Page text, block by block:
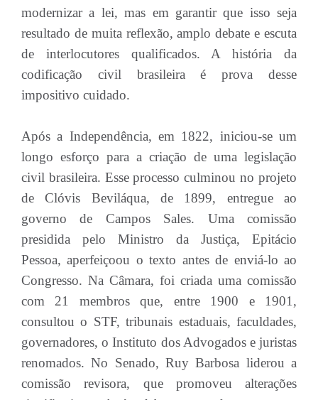
modernizar a lei, mas em garantir que isso seja
resultado de muita reflexão, amplo debate e escuta
de interlocutores qualificados. A história da
codificação civil brasileira é prova desse
impositivo cuidado.
Após a Independência, em 1822, iniciou-se um
longo esforço para a criação de uma legislação
civil brasileira. Esse processo culminou no projeto
de Clóvis Beviláqua, de 1899, entregue ao
governo de Campos Sales. Uma comissão
presidida pelo Ministro da Justiça, Epitácio
Pessoa, aperfeiçoou o texto antes de enviá-lo ao
Congresso. Na Câmara, foi criada uma comissão
com 21 membros que, entre 1900 e 1901,
consultou o STF, tribunais estaduais, faculdades,
governadores, o Instituto dos Advogados e juristas
renomados. No Senado, Ruy Barbosa liderou a
comissão revisora, que promoveu alterações